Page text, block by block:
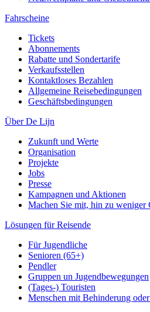
Fahrscheine
Tickets
Abonnements
Rabatte und Sondertarife
Verkaufsstellen
Kontaktloses Bezahlen
Allgemeine Reisebedingungen
Geschäftsbedingungen
Über De Lijn
Zukunft und Werte
Organisation
Projekte
Jobs
Presse
Kampagnen und Aktionen
Machen Sie mit, hin zu weniger
Lösungen für Reisende
Für Jugendliche
Senioren (65+)
Pendler
Gruppen un Jugendbewegungen
(Tages-) Touristen
Menschen mit Behinderung